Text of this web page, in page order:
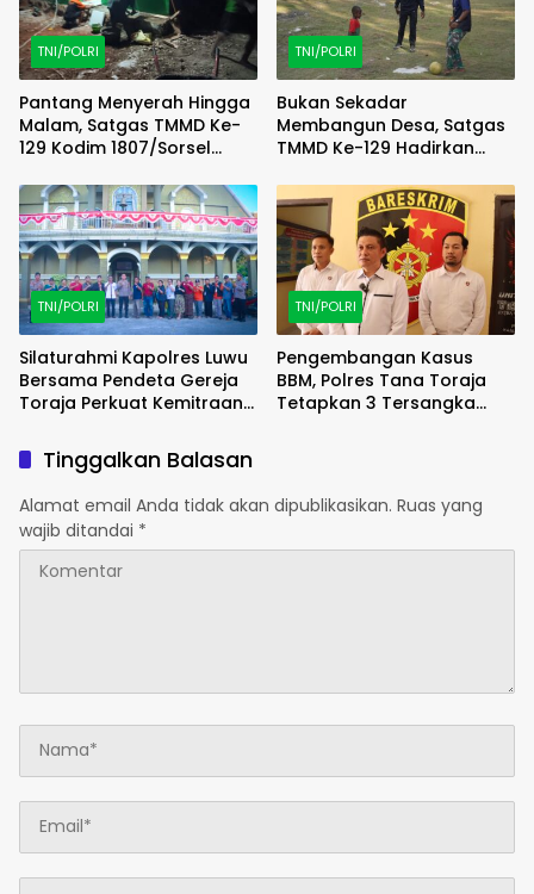
TNI/POLRI
Pantang Menyerah Hingga
Malam, Satgas TMMD Ke-
129 Kodim 1807/Sorsel
Type 36 untuk Warga
Kampung Sesor
TNI/POLRI
Bukan Sekadar
Membangun Desa, Satgas
TMMD Ke-129 Hadirkan
Anak Kampung Sesor
TNI/POLRI
Silaturahmi Kapolres Luwu
Bersama Pendeta Gereja
Toraja Perkuat Kemitraan
TNI/POLRI
Pengembangan Kasus
BBM, Polres Tana Toraja
Tetapkan 3 Tersangka
Tinggalkan Balasan
Alamat email Anda tidak akan dipublikasikan. Ruas yang
wajib ditandai *